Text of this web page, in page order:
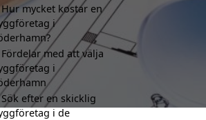
Hur mycket kostar en
i
Fördelar med att välja
i
Sök efter en skicklig
i de